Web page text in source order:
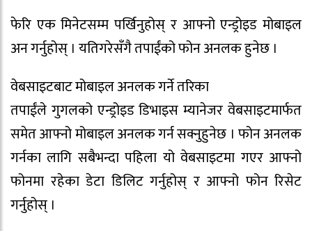
फेरि एक मिनेटसम्म पर्खिनुहोस् र आफ्नो एन्ड्रोइड मोबाइल
अन गर्नुहोस् । यतिगरेसँगै तपाईंको फोन अनलक हुनेछ ।
वेबसाइटबाट मोबाइल अनलक गर्ने तरिका
तपाईंले गुगलको एन्ड्रोइड डिभाइस म्यानेजर वेबसाइटमार्फत
समेत आफ्नो मोबाइल अनलक गर्न सक्नुहुनेछ । फोन अनलक
गर्नका लागि सबैभन्दा पहिला यो वेबसाइटमा गएर आफ्नो
फोनमा रहेका डेटा डिलिट गर्नुहोस् र आफ्नो फोन रिसेट
गर्नुहोस् ।